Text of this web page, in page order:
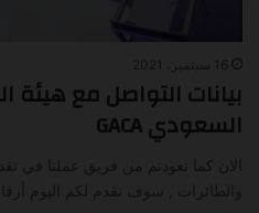
بيانات التواصل مع هيئة
السعودي GACA